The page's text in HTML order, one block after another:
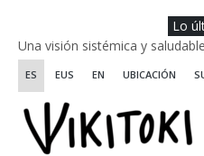
contenido
Lo
Una visión sistémica y
Investigando y haciendo desde-
WIKIRIKI ::: Convocatoria de
creación 2025
Escuela de Prácticas
ES EUS EN UBICACIÓN